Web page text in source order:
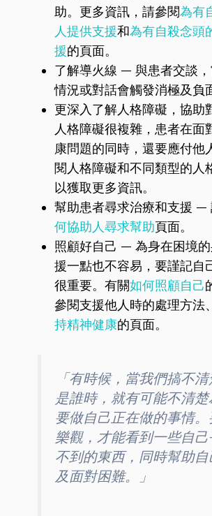
助。更多資訊，請參閱為有
人提供支援和為有自殺念頭
援的頁面。
了解導火線 — 與患者交談
情況或對話會觸發消極及負
更深入了解人格障礙，協助
人格障礙很複雜，患者在面
康問題的同時，還要應付他
閱人格障礙和不同類型的人
以獲取更多資訊。
幫助患者尋求治療和支援 —
何協助人尋求幫助頁面。
照顧好自己 — 為身在困境
援一點也不容易，要謹記自
很重要。有關如何照顧自己
參閱支援他人時的處理方法、
持精神健康的頁面。
「有時候，當我們搞不
是誰時，就有可能不清
要做自己正在做的事情
樂觀，才能看到一些自
不到的東西，同時幫助
及面對困難。」